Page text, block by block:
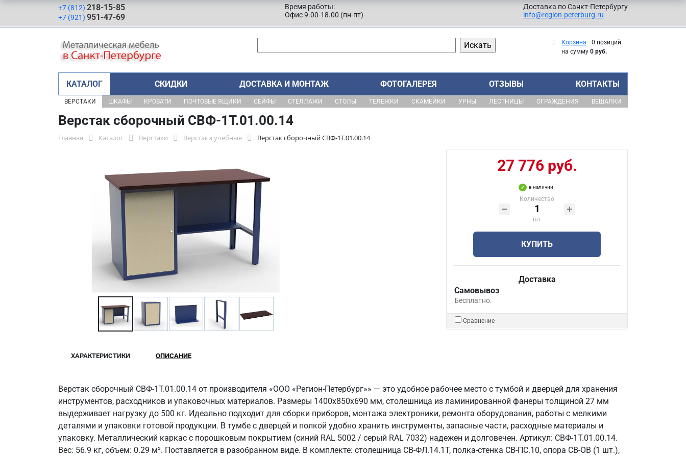
+7 (812) 218-15-85
+7 (921) 951-47-69
Время работы:
Офис 9.00-18.00 (пн-пт)
Доставка по Санкт-Петербургу
info@region-peterburg.ru
Корзина
0 позиций
на сумму 0 руб.
КАТАЛОГ СКИДКИ ДОСТАВКА И МОНТАЖ ФОТОГАЛЕРЕЯ ОТЗЫВЫ КОНТАКТЫ
ВЕРСТАКИ ШКАФЫ КРОВАТИ ПОЧТОВЫЕ ЯЩИКИ СЕЙФЫ СТЕЛЛАЖИ СТОЛЫ ТЕЛЕЖКИ СКАМЕЙКИ УРНЫ ЛЕСТНИЦЫ ОГРАЖДЕНИЯ ВЕШАЛКИ
Верстак сборочный СВФ-1Т.01.00.14
Главная Каталог Верстаки Верстаки учебные Верстак сборочный СВФ-1Т.01.00.14
27 776 руб.
в наличии
Количество
шт
КУПИТЬ
Доставка
Самовывоз
Бесплатно.
Сравнение
ХАРАКТЕРИСТИКИ ОПИСАНИЕ
Верстак сборочный СВФ-1Т.01.00.14 от производителя «ООО «Регион-Петербург»» — это удобное рабочее место с тумбой и дверцей для хранения
инструментов, расходников и упаковочных материалов. Размеры 1400x850x690 мм, столешница из ламинированной фанеры толщиной 27 мм
выдерживает нагрузку до 500 кг. Идеально подходит для сборки приборов, монтажа электроники, ремонта оборудования, работы с мелкими
деталями и упаковки готовой продукции. В тумбе с дверцей и полкой удобно хранить инструменты, запасные части, расходные материалы и
упаковку. Металлический каркас с порошковым покрытием (синий RAL 5002 / серый RAL 7032) надежен и долговечен. Артикул: СВФ-1Т.01.00.14.
Вес: 56.9 кг, объем: 0.29 м³. Поставляется в разобранном виде. В комплекте: столешница СВ-ФЛ.14.1Т, полка-стенка СВ-ПС.10, опора СВ-ОВ (1 шт.),